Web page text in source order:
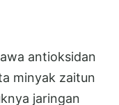
antioksidan
minyak zaitun
jaringan